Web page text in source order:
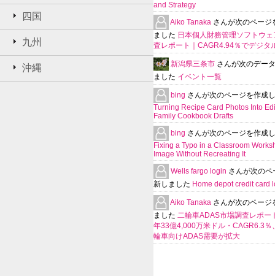
四国
九州
沖縄
and Strategy
Aiko Tanaka さんが次のページ
ました 日本個人財務管理ソフトウ
査レポート｜CAGR4.94％でデジタ
新潟県三条市 さんが次のデー
ました イベント一覧
bing さんが次のページを作成
Turning Recipe Card Photos Into
Family Cookbook Drafts
bing さんが次のページを作成
Fixing a Typo in a Classroom
Image Without Recreating It
Wells fargo login さんが次のペ
新しました Home depot credit card
Aiko Tanaka さんが次のページ
ました 二輪車ADAS市場調査レポー
年33億4,000万米ドル・CAGR6.3％
輪車向けADAS需要が拡大